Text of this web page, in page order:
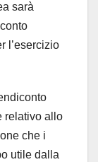
sarà
l’esercizio
relativo allo
che i
utile dalla